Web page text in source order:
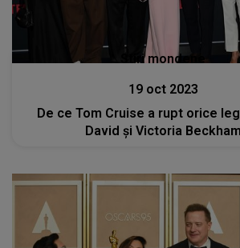
Stiri mondene
19 oct 2023
De ce Tom Cruise a rupt orice
David și Victoria Beckham